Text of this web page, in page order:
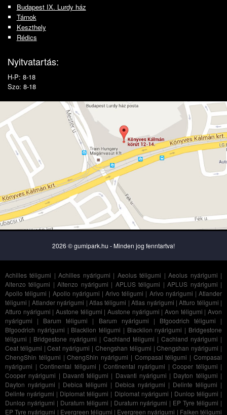
Budapest IX. Lurdy ház
Tárnok
Keszthely
Rédics
Nyitvatartás:
H-P: 8-18
Szo: 8-18
2026 © gumipark.hu - Minden jog fenntartva!
Achilles téligumi |Achilles nyárigumi | Aeolus téligumi |Aeolus nyárigumi |
Altenzo téligumi |Altenzo nyárigumi | APLUS téligumi |APLUS nyárigumi |
Apollo téligumi | Apollo nyárigumi |Arivo téligumi | Arivo nyárigumi |Atlander
téligumi | Atlander nyárigumi | Atlas téligumi |Atlas nyárigumi |Atturo téligumi |
Atturo nyárigumi |Austone téligumi |Austone nyárigumi |Avon téligumi |Avon
nyárigumi | Barum téligumi | Barum nyárigumi | Bfgoodrich téligumi |
Bfgoodrich nyárigumi | Blacklion téligumi | Blacklion nyárigumi | Bridgestone
téligumi | Bridgestone nyárigumi | Cachland téligumi | Cachland nyárigumi |
Ceat téligumi |Ceat nyárigumi | Chengshan téligumi |Chengshan nyárigumi |
ChengShin téligumi |ChengShin nyárigumi | Compasal téligumi |Compasal
nyárigumi | Continental téligumi | Continental nyárigumi | Cooper téligumi |
Cooper nyárigumi | Davanti téligumi | Davanti nyárigumi | Dayton téligumi |
Dayton nyárigumi | Debica téligumi | Debica nyárigumi | Delinte téligumi |
Delinte nyárigumi | Diplomat téligumi | Diplomat nyárigumi | Dunlop téligumi |
Dunlop nyárigumi | Duraturn téligumi | Duraturn nyárigumi | EP Tyre téligumi |
EP Tyre nyárigumi | Evergreen téligumi | Evergreen nyárigumi | Falken téligumi